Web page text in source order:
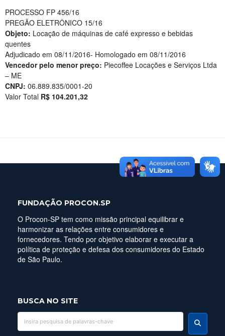
PROCESSO FP 456/16
PREGÃO ELETRÔNICO 15/16
Objeto: Locação de máquinas de café expresso e bebidas
quentes
Adjudicado em 08/11/2016- Homologado em 08/11/2016
Vencedor pelo menor preço: Piecoffee Locações e Serviços Ltda
– ME
CNPJ: 06.889.835/0001-20
Valor Total R$ 104.201,32
FUNDAÇÃO PROCON.SP
O Procon-SP tem como missão principal equilibrar e
harmonizar as relações entre consumidores e
fornecedores. Tendo por objetivo elaborar e executar a
política de proteção e defesa dos consumidores do Estado
de São Paulo.
BUSCA NO SITE